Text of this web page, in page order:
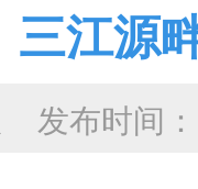
三江源
发布时间